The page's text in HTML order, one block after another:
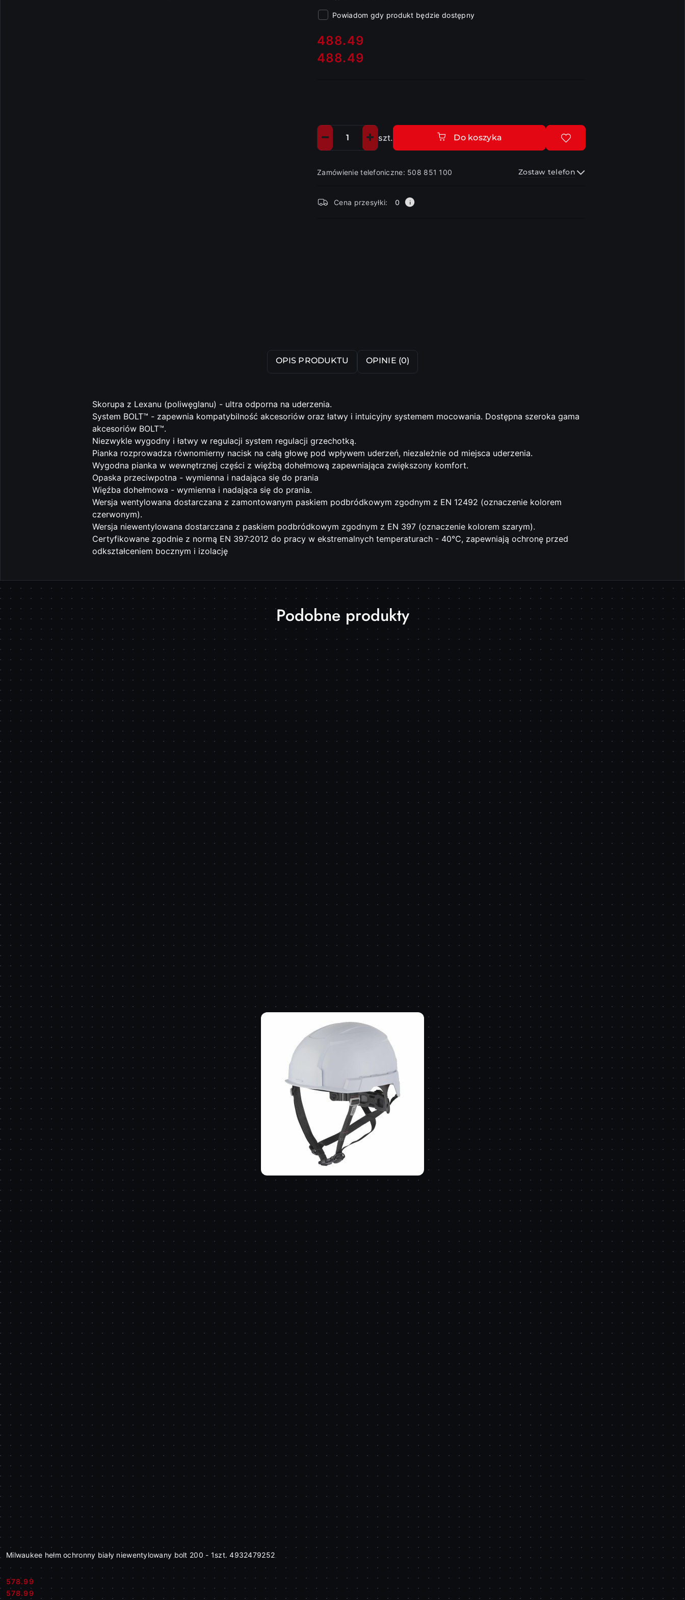
Powiadom gdy produkt będzie dostępny
cena:
488.49
Cena:
488.49
Ilość szt. Do koszyka
Zamówienie telefoniczne: 508 851 100 Zostaw telefon
Dostępność
i
Cena przesyłki: 0
OPIS PRODUKTU OPINIE (0)
Skorupa z Lexanu (poliwęglanu) - ultra odporna na uderzenia.
System BOLT™ - zapewnia kompatybilność akcesoriów oraz łatwy i intuicyjny systemem mocowania. Dostępna szeroka gama
akcesoriów BOLT™.
Niezwykle wygodny i łatwy w regulacji system regulacji grzechotką.
Pianka rozprowadza równomierny nacisk na całą głowę pod wpływem uderzeń, niezależnie od miejsca uderzenia.
Wygodna pianka w wewnętrznej części z więźbą dohełmową zapewniająca zwiększony komfort.
Opaska przeciwpotna - wymienna i nadająca się do prania
Więźba dohełmowa - wymienna i nadająca się do prania.
Wersja wentylowana dostarczana z zamontowanym paskiem podbródkowym zgodnym z EN 12492 (oznaczenie kolorem
czerwonym).
Wersja niewentylowana dostarczana z paskiem podbródkowym zgodnym z EN 397 (oznaczenie kolorem szarym).
Certyfikowane zgodnie z normą EN 397:2012 do pracy w ekstremalnych temperaturach - 40°C, zapewniają ochronę przed
odkształceniem bocznym i izolację
Pomiń karuzelę produktów
Produkty
o
statusie:
Podobne produkty
Milwaukee hełm ochronny biały niewentylowany bolt 200 - 1szt. 4932479252
Cena:
578.99
Cena:
578.99